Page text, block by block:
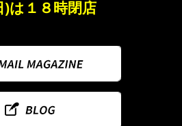
)は１８時閉店